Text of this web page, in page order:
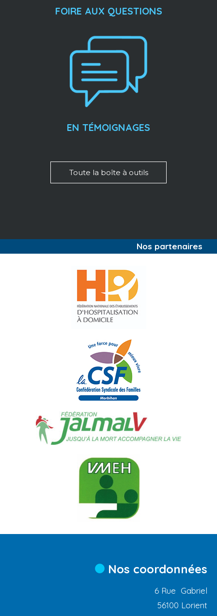
FOIRE AUX QUESTIONS
EN TÉMOIGNAGES
Toute la boîte à outils
Nos partenaires
Nos coordonnées
6 Rue Gabriel
56100 Lorient